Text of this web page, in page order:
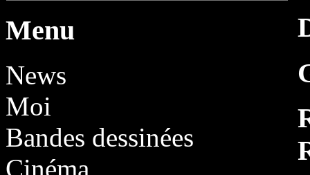
Menu
News
Moi
Bandes dessinées
Cinéma